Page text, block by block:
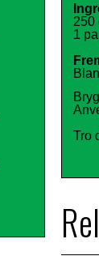
250
1
Tro